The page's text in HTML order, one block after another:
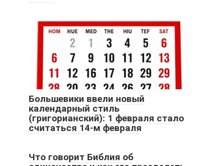
Большевики ввели новый
календарный стиль
(григорианский): 1 февраля стало
считаться 14-м февраля
Что говорит Библия об